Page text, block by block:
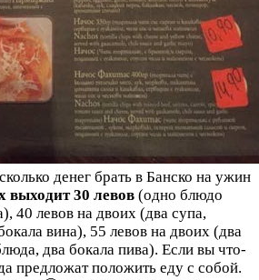
денег брать в Банско на ужин
выходит 30 левов (одно блюдо
40 левов на двоих (два супа,
вина), 55 левов на двоих (два
два бокала пива). Если вы что-
предложат положить еду с собой.